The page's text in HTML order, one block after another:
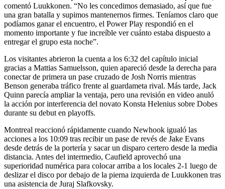
comentó Luukkonen. “No les concedimos demasiado, así que fue
una gran batalla y supimos mantenernos firmes. Teníamos claro que
podíamos ganar el encuentro, el Power Play respondió en el
momento importante y fue increíble ver cuánto estaba dispuesto a
entregar el grupo esta noche”.
Los visitantes abrieron la cuenta a los 6:32 del capítulo inicial
gracias a Mattias Samuelsson, quien apareció desde la derecha para
conectar de primera un pase cruzado de Josh Norris mientras
Benson generaba tráfico frente al guardameta rival. Más tarde, Jack
Quinn parecía ampliar la ventaja, pero una revisión en video anuló
la acción por interferencia del novato Konsta Helenius sobre Dobes
durante su debut en playoffs.
Montreal reaccionó rápidamente cuando Newhook igualó las
acciones a los 10:09 tras recibir un pase de revés de Jake Evans
desde detrás de la portería y sacar un disparo certero desde la media
distancia. Antes del intermedio, Caufield aprovechó una
superioridad numérica para colocar arriba a los locales 2-1 luego de
deslizar el disco por debajo de la pierna izquierda de Luukkonen tras
una asistencia de Juraj Slafkovsky.